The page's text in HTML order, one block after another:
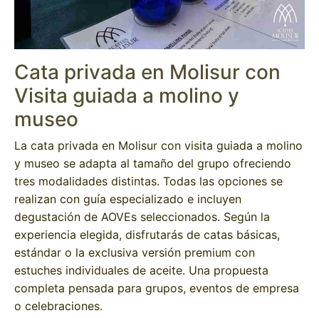
Cata privada en Molisur con
Visita guiada a molino y
museo
La cata privada en Molisur con visita guiada a molino
y museo se adapta al tamaño del grupo ofreciendo
tres modalidades distintas. Todas las opciones se
realizan con guía especializado e incluyen
degustación de AOVEs seleccionados. Según la
experiencia elegida, disfrutarás de catas básicas,
estándar o la exclusiva versión premium con
estuches individuales de aceite. Una propuesta
completa pensada para grupos, eventos de empresa
o celebraciones.